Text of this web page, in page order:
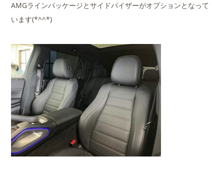
AMGラインパッケージとサイドバイザーがオプションとなって
います(*^^*)